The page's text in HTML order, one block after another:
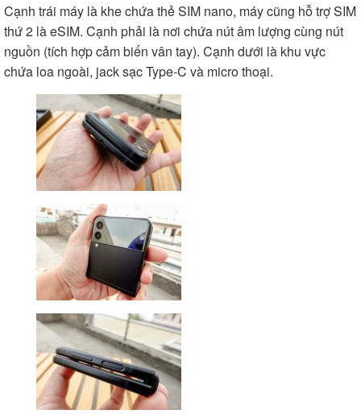
Cạnh trái máy là khe chứa thẻ SIM nano, máy cũng hỗ trợ SIM
thứ 2 là eSIM. Cạnh phải là nơi chứa nút âm lượng cùng nút
nguồn (tích hợp cảm biến vân tay). Cạnh dưới là khu vực
chứa loa ngoài, jack sạc Type-C và micro thoại.